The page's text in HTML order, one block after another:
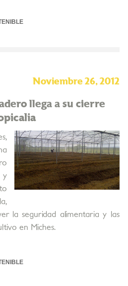
Noviembre 26, 2012
llega a su cierre
y
la seguridad alimentaria y las
en Miches.